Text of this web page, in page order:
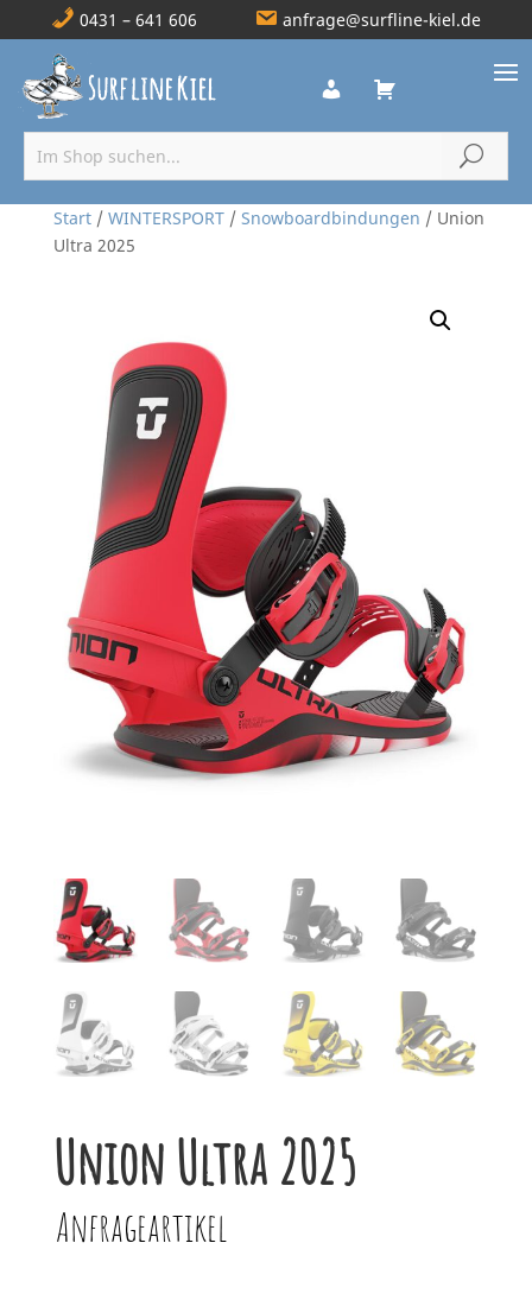
0431 – 641 606 anfrage@surfline-kiel.de
Start/ WINTERSPORT/ Snowboardbindungen / Union
Ultra 2025
Union Ultra 2025
Anfrageartikel